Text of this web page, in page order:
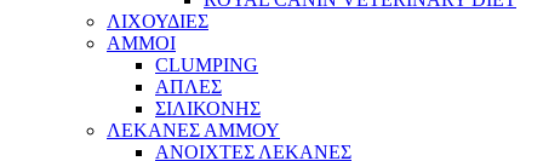
ΛΙΧΟΥΔΙΕΣ
ΑΜΜΟΙ
CLUMPING
ΑΠΛΕΣ
ΣΙΛΙΚΟΝΗΣ
ΛΕΚΑΝΕΣ ΑΜΜΟΥ
ΑΝΟΙΧΤΕΣ ΛΕΚΑΝΕΣ